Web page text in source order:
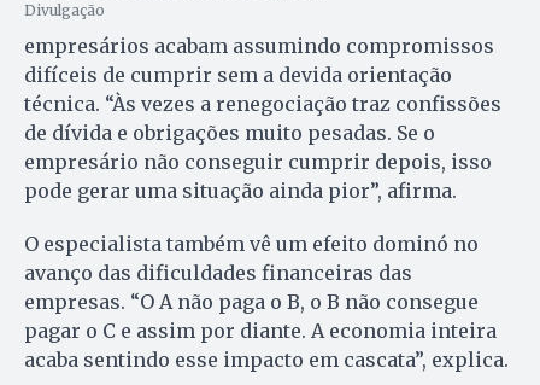
Divulgação
empresários acabam assumindo compromissos
difíceis de cumprir sem a devida orientação
técnica. “Às vezes a renegociação traz confissões
de dívida e obrigações muito pesadas. Se o
empresário não conseguir cumprir depois, isso
pode gerar uma situação ainda pior”, afirma.
O especialista também vê um efeito dominó no
avanço das dificuldades financeiras das
empresas. “O A não paga o B, o B não consegue
pagar o C e assim por diante. A economia inteira
acaba sentindo esse impacto em cascata”, explica.